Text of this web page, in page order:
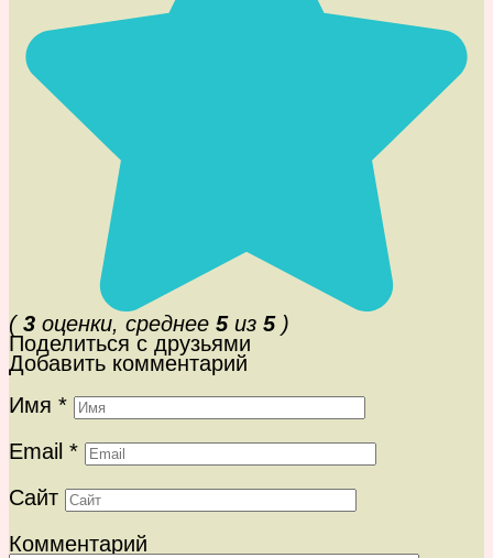
( 3 оценки, среднее 5из 5)
Поделиться с друзьями
Добавить комментарий
Имя *
Email *
Сайт
Комментарий